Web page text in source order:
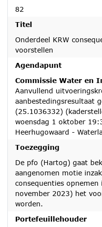
82
Titel
Onderdeel KRW
voorstellen
Agendapunt
Commissie Water en
Aanvullend
aanbestedingsresultaat
(25.1036332)
woensdag 1 oktober
Heerhugowaard -
Toezegging
De pfo (Hartog) gaat
aangenomen motie
consequenties
november 2023) het
worden.
Portefeuillehouder